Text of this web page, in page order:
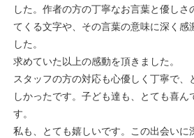
した。作者の方の丁寧なお言葉と優しさ
てくる文字や、その言葉の意味に深く感
した。
求めていた以上の感動を頂きました。
スタッフの方の対応も心優しく丁寧で、
しかったです。子ども達も、とても喜ん
す。
私も、とても嬉しいです。この出会いに